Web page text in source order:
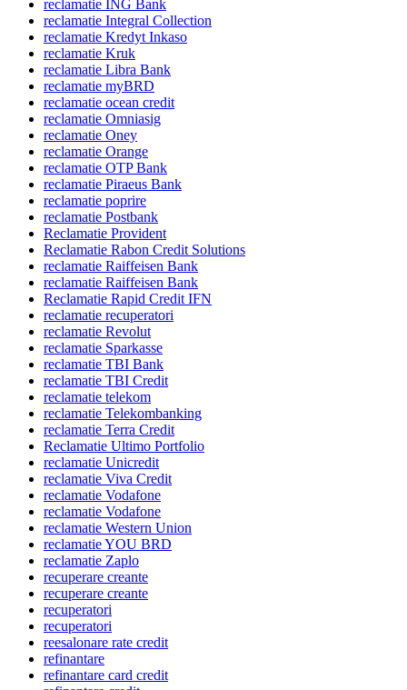
reclamatie ING Bank
reclamatie Integral Collection
reclamatie Kredyt Inkaso
reclamatie Kruk
reclamatie Libra Bank
reclamatie myBRD
reclamatie ocean credit
reclamatie Omniasig
reclamatie Oney
reclamatie Orange
reclamatie OTP Bank
reclamatie Piraeus Bank
reclamatie poprire
reclamatie Postbank
Reclamatie Provident
Reclamatie Rabon Credit Solutions
reclamatie Raiffeisen Bank
reclamatie Raiffeisen Bank
Reclamatie Rapid Credit IFN
reclamatie recuperatori
reclamatie Revolut
reclamatie Sparkasse
reclamatie TBI Bank
reclamatie TBI Credit
reclamatie telekom
reclamatie Telekombanking
reclamatie Terra Credit
Reclamatie Ultimo Portfolio
reclamatie Unicredit
reclamatie Viva Credit
reclamatie Vodafone
reclamatie Vodafone
reclamatie Western Union
reclamatie YOU BRD
reclamatie Zaplo
recuperare creante
recuperare creante
recuperatori
recuperatori
reesalonare rate credit
refinantare
refinantare card credit